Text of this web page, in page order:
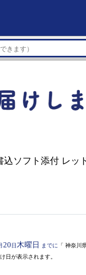
込ソフト添付 レッ
20日 木曜日 までに 「 神奈川
日が表示されます。